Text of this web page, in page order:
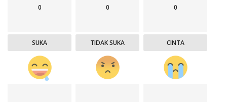
0
SUKA
0
TIDAK SUKA
0
CINTA